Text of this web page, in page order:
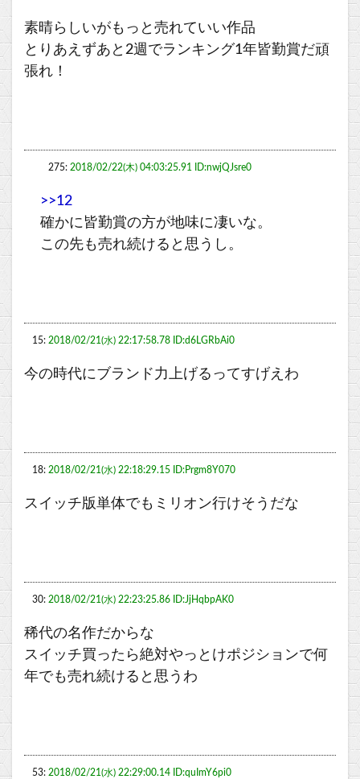
素晴らしいがもっと売れていい作品
とりあえずあと2週でランキング1年皆勤賞だ頑
張れ！
275: 2018/02/22(木) 04:03:25.91 ID:nwjQJsre0
>>12
確かに皆勤賞の方が地味に凄いな。
この先も売れ続けると思うし。
15: 2018/02/21(水) 22:17:58.78 ID:d6LGRbAi0
今の時代にブランド力上げるってすげえわ
18: 2018/02/21(水) 22:18:29.15 ID:Prgm8Y070
スイッチ版単体でもミリオン行けそうだな
30: 2018/02/21(水) 22:23:25.86 ID:JjHqbpAK0
稀代の名作だからな
スイッチ買ったら絶対やっとけポジションで何
年でも売れ続けると思うわ
53: 2018/02/21(水) 22:29:00.14 ID:quImY6pi0